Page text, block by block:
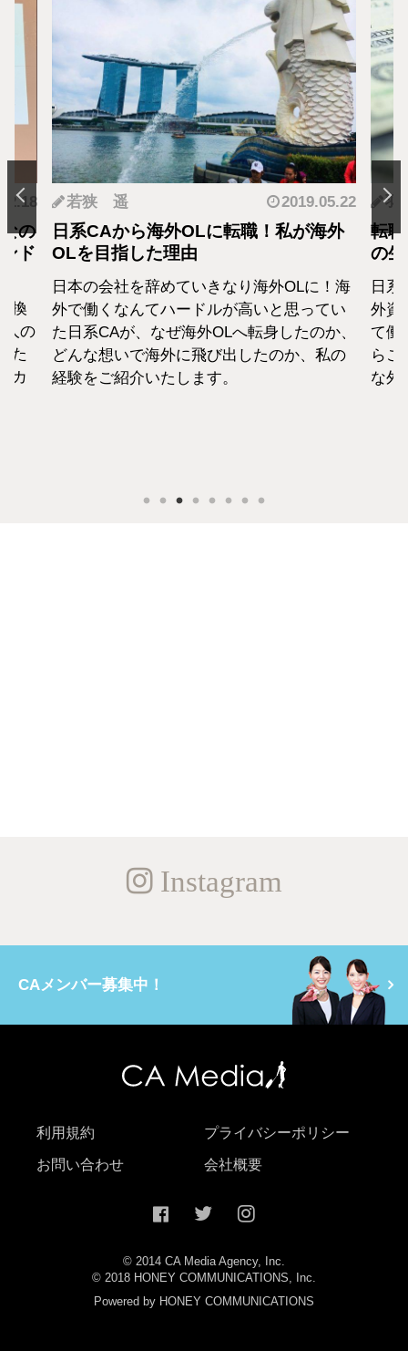
の
ド
換
人の
た
カ
若狭 遥 2019.05.22
日系CAから海外OLに転職！私が海外
OLを目指した理由
日本の会社を辞めていきなり海外OLに！海
外で働くなんてハードルが高いと思ってい
た日系CAが、なぜ海外OLへ転身したのか、
どんな想いで海外に飛び出したのか、私の
経験をご紹介いたします。
羽
転
の
日
外資
て働
らこ
な外
Instagram
CAメンバー募集中！
利用規約 プライバシーポリシー
お問い合わせ 会社概要
© 2014 CA Media Agency, Inc.
© 2018 HONEY COMMUNICATIONS, Inc.
Powered by HONEY COMMUNICATIONS